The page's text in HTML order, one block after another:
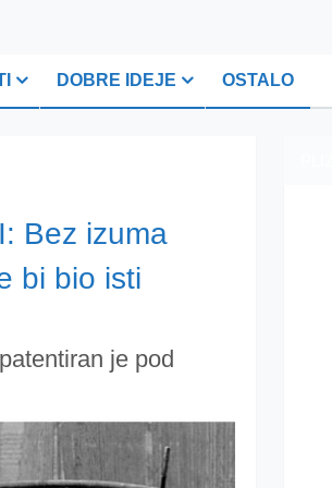
DOBRE IDEJE OSTALO
Bez izuma
bi bio isti
je pod